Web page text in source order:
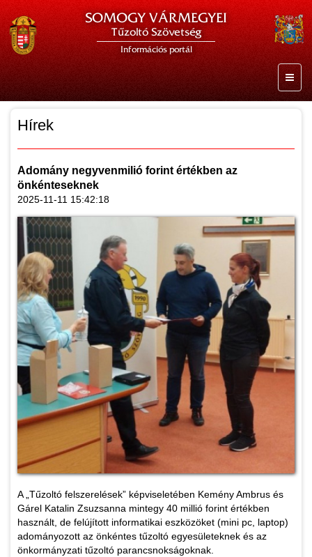
SOMOGY VÁRMEGYEI
Tűzoltó Szövetség
Információs portál
Hírek
Adomány negyvenmilió forint értékben az
önkénteseknek
2025-11-11 15:42:18
A „Tűzoltó felszerelések” képviseletében Kemény Ambrus és
Gárel Katalin Zsuzsanna mintegy 40 millió forint értékben
használt, de felújított informatikai eszközöket (mini pc, laptop)
adományozott az önkéntes tűzoltó egyesületeknek és az
önkormányzati tűzoltó parancsnokságoknak.